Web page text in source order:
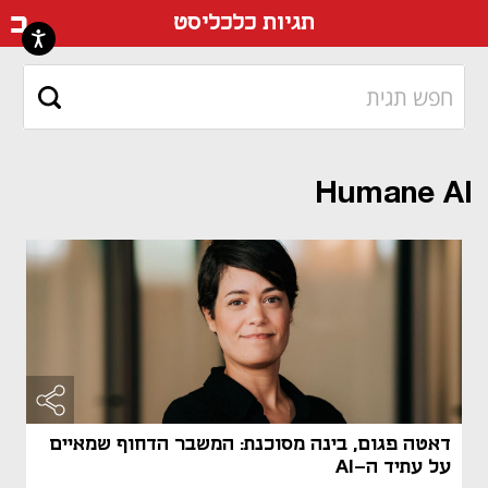
תגיות כלכליסט
Humane AI
דאטה פגום, בינה מסוכנת: המשבר הדחוף שמאיים
על עתיד ה-AI